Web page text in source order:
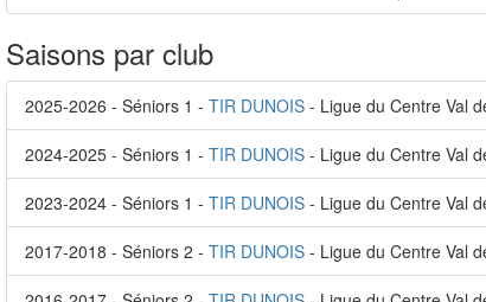
Saisons par club
2025-2026 - Séniors 1 - TIR DUNOIS - Ligue du Centre Val
2024-2025 - Séniors 1 - TIR DUNOIS - Ligue du Centre Val
2023-2024 - Séniors 1 - TIR DUNOIS - Ligue du Centre Val
2017-2018 - Séniors 2 - TIR DUNOIS - Ligue du Centre Val